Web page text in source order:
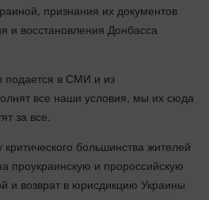
признания их документов
и восстановления Донбасса
подается в СМИ и из
все наши условия, мы их сюда
за все.
большинства жителей
проукраинскую и пророссийскую
и возврат в юрисдикцию Украины